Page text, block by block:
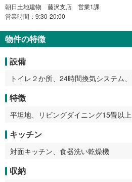
朝日土地建物 藤沢支店 営業1課
営業時間：9:30-20:00
物件の特徴
設備
トイレ２か所、24時間換気システム
特徴
平坦地、リビングダイニング15畳以
キッチン
対面キッチン、食器洗い乾燥機
収納